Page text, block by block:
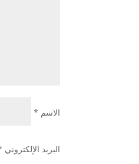
الاسم *
البريد الإلكتروني